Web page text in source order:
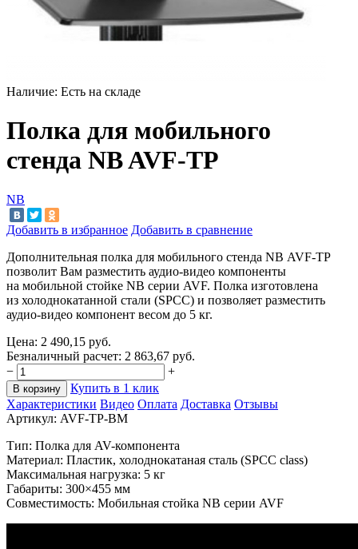
Наличие: Есть на складе
Полка для мобильного
стенда NB AVF-TP
NB
Добавить в избранное Добавить в сравнение
Дополнительная полка для мобильного стенда NB AVF-TP
позволит Вам разместить аудио-видео компоненты
на мобильной стойке NB серии AVF. Полка изготовлена
из холоднокатанной стали (SPCC) и позволяет разместить
аудио-видео компонент весом до 5 кг.
Цена: 2 490,15 руб.
Безналичный расчет: 2 863,67 руб.
−
+
В корзину
Купить в 1 клик
Характеристики Видео Оплата Доставка Отзывы
Артикул: AVF-TP-BM
Тип: Полка для AV-компонента
Материал: Пластик, холоднокатаная сталь (SPCC class)
Максимальная нагрузка: 5 кг
Габариты: 300×455 мм
Совместимость: Мобильная стойка NB серии AVF